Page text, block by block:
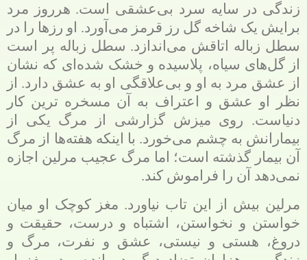
زندگی در سایه سرد بی‌عشقی است. هرروز مرد
برایش یک شاخه گل رز قرمز می‌آورد. او رزها را در
سطل زباله اتاقش می‌اندازد. سطل زباله پر است
از گل‌های سیاه، پلاسیده و خشک شده‌ای که نشان
از عشق مرد به او و بی‌علاقگی او به عشق دارد. از
نظر او عشق و اعتراف به آن مسخره ترین کار
دنیاست. روی میزش گزارشی از مرگ یکی از
بیمارانش به چشم می‌خورد. با اینکه هفته‌ها از مرگ
آن بیمار گذشته است؛ اما مرگ عجیب مرلین اجازه
نمی‌دهد آن را فراموش کند.
مرلین بیش از این تاب نیاورد. مغز کوچک او میان
خواستن و نخواستن، اشتباه و درست، حقیقت و
دروغ، هستی و نیستی، عشق و نفرت، مرگ و